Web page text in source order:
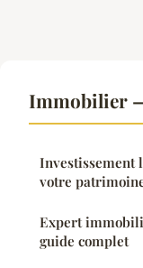
Immobilier
Investissement
votre
Expert
guide complet